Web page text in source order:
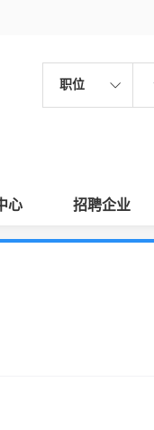
职位
心 招聘企业